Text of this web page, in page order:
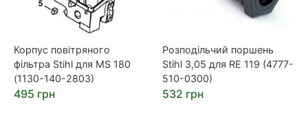
Корпус повітряного
фільтра Stihl для MS 180
(1130-140-2803)
495 грн
Розподільчий поршень
Stihl 3,05 для RE 119 (4777-
510-0300)
532 грн